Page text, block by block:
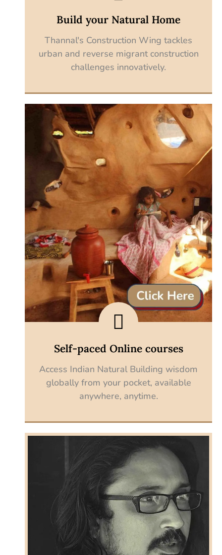
Build your Natural Home
Thannal's Construction Wing tackles
urban and reverse migrant construction
challenges innovatively.
Discover now
Self-paced Online courses
Access Indian Natural Building wisdom
globally from your pocket, available
anywhere, anytime.
Enroll now